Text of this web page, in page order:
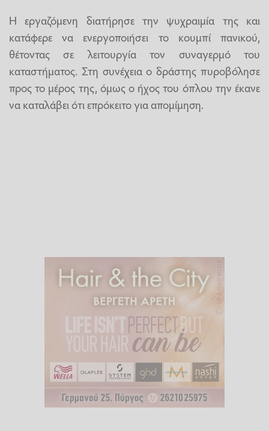
Η εργαζόμενη διατήρησε την ψυχραιμία της και
κατάφερε να ενεργοποιήσει το κουμπί πανικού,
θέτοντας σε λειτουργία τον συναγερμό του
καταστήματος. Στη συνέχεια ο δράστης πυροβόλησε
προς το μέρος της, όμως ο ήχος του όπλου την έκανε
να καταλάβει ότι επρόκειτο για απομίμηση.